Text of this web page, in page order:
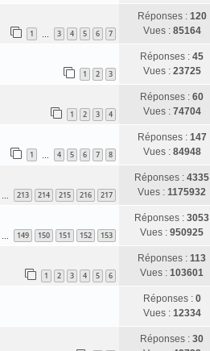
1 3 4 5 6 7
Réponses : 120
Vues : 85164
1 2 3
Réponses :45
Vues : 23725
1 2 3 4
Réponses :60
Vues : 74704
1 4 5 6 7 8
Réponses : 147
Vues : 84948
213 214 215 216 217
Réponses :4335
Vues :1175932
149 150 151 152 153
Réponses :3053
Vues :950925
1 2 3 4 5 6
Réponses :113
Vues :103601
Réponses : 0
Vues : 12334
Réponses :30